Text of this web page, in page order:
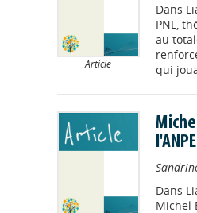
Article
Dans
PNL,
au
qui
l'ANPE
Dans
Michel